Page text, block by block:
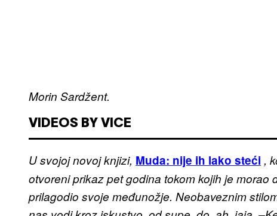
Morin Sardžent.
VIDEOS BY VICE
U svojoj novoj knjizi, Muda: nije ih lako steći ,
otvoreni prikaz pet godina tokom kojih je
prilagodio svoje međunožje. Neobaveznim